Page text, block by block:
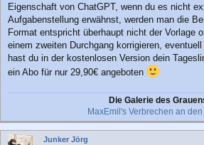
Eigenschaft von ChatGPT, wenn du es nicht
Aufgabenstellung erwähnst, werden man die
Format entspricht überhaupt nicht der Vorlage
einem zweiten Durchgang korrigieren,
hast du in der kostenlosen Version dein
ein Abo für nur 29,90€ angeboten
Die Galerie des
MaxEmil's Verbrechen an
Junker Jörg